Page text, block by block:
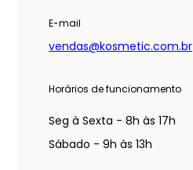
E-mail
vendas@kosmetic.com.br
Horários de funcionamento
Seg à Sexta - 8h às 17h
Sábado - 9h às 13h